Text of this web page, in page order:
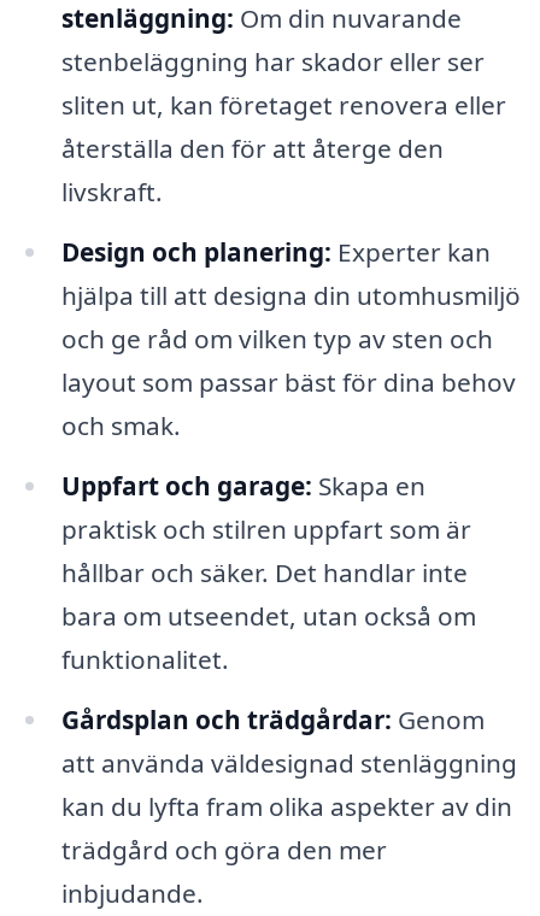
stenläggning: Om din nuvarande
stenbeläggning har skador eller ser
sliten ut, kan företaget renovera eller
återställa den för att återge den
livskraft.
Design och planering: Experter kan
hjälpa till att designa din utomhusmiljö
och ge råd om vilken typ av sten och
layout som passar bäst för dina behov
och smak.
Uppfart och garage: Skapa en
praktisk och stilren uppfart som är
hållbar och säker. Det handlar inte
bara om utseendet, utan också om
funktionalitet.
Gårdsplan och trädgårdar: Genom
att använda väldesignad stenläggning
kan du lyfta fram olika aspekter av din
trädgård och göra den mer
inbjudande.